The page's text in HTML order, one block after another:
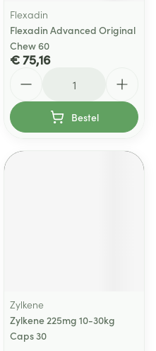
Flexadin
Flexadin Advanced Original
Chew 60
€ 75,16
Bestel
Zylkene
Zylkene 225mg 10-30kg
Caps 30